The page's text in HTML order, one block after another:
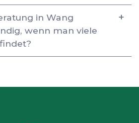
in Wang
wenn man viele